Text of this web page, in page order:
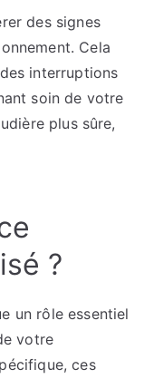
des signes
Cela
interruptions
soin de votre
plus sûre,
?
un rôle essentiel
votre
ces